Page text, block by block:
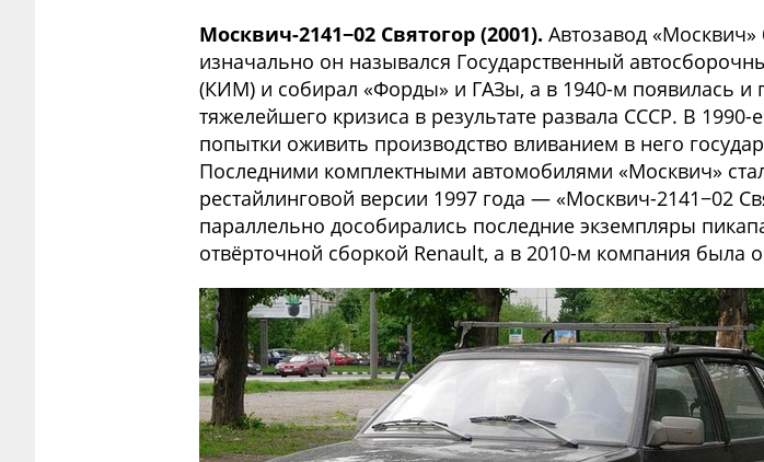
Москвич-2141−02 Святогор (2001). Автозавод
изначально он назывался Государственный
(КИМ) и собирал «Форды» и ГАЗы, а в 1940-м появилась и
тяжелейшего кризиса в результате развала СССР. В
попытки оживить производство вливанием в него
Последними комплектными автомобилями «Москвич»
рестайлинговой версии 1997 года — «Москвич-2141−02
параллельно дособирались последние экземпляры
отвёрточной сборкой Renault, а в 2010-м компания была